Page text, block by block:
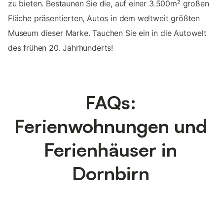
zu bieten. Bestaunen Sie die, auf einer 3.500m² großen
Fläche präsentierten, Autos in dem weltweit größten
Museum dieser Marke. Tauchen Sie ein in die Autowelt
des frühen 20. Jahrhunderts!
FAQs:
Ferienwohnungen und
Ferienhäuser in
Dornbirn